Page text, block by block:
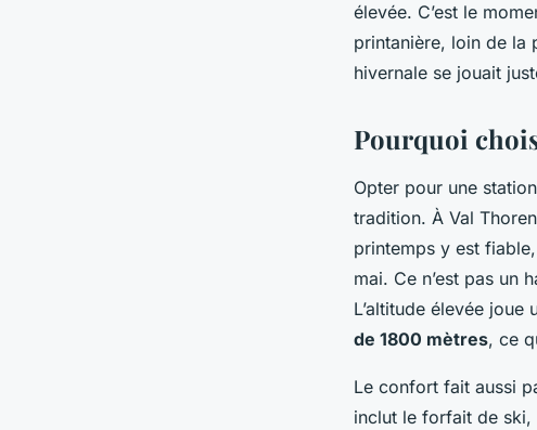
11 min de lectureélevée. C’est le
printanière, loin de la
hivernale se jouait
Pourquoi
Opter pour une
tradition. À Val
printemps y est
mai. Ce n’est pas un
L’altitude élevée
de 1800 mètres, ce
Le confort fait aussi
inclut le forfait de ski,